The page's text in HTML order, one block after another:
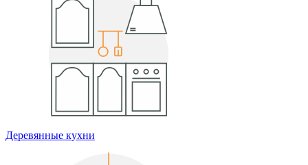
Деревянные кухни